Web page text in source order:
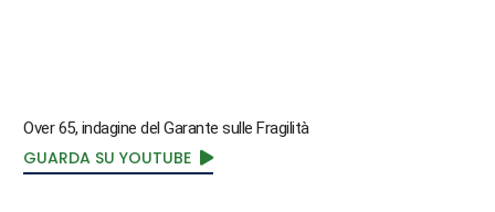
Over 65, indagine del Garante sulle Fragilità
GUARDA SU YOUTUBE